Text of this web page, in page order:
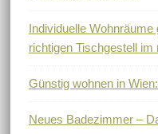
Individuelle
richtigen Tischgestell
Günstig wohnen in
Neues Badezimmer –